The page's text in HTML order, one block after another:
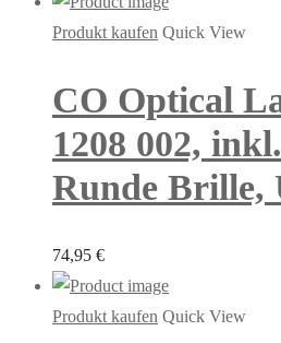
Produkt kaufen Quick View
CO Optical
1208 002,
Runde Brille,
74,95 €
Produkt kaufen Quick View